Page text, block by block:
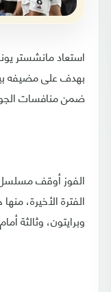
استعاد مانشستر
بهدف على مضيفه
ضمن منافسات
الفوز أوقف مسلسل
الفترة الأخيرة،
وبرايتون، وثالثة